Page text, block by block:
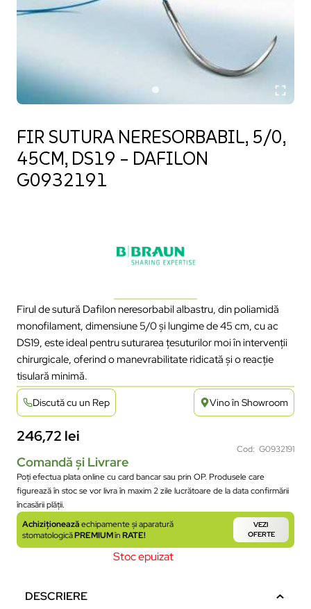
FIR SUTURA NERESORBABIL, 5/0,
45CM, DS19 – DAFILON
G0932191
Firul de sutură Dafilon neresorbabil albastru, din poliamidă
monofilament, dimensiune 5/0 și lungime de 45 cm, cu ac
DS19, este ideal pentru suturarea țesuturilor moi în intervenții
chirurgicale, oferind o manevrabilitate ridicată și o reacție
tisulară minimă.
Discută cu un Rep Vino în Showroom
246,72 lei
Cod: G0932191
Comandă și Livrare
Poți efectua plata online cu card bancar sau prin OP. Produsele care
figurează în stoc se vor livra în maxim 2 zile lucrătoare de la data confirmării
încasării plății.
Achiziționeazăechipamente și aparatură
stomatologicăPREMIUMînRATE!
VEZI
OFERTE
Stoc epuizat
DESCRIERE